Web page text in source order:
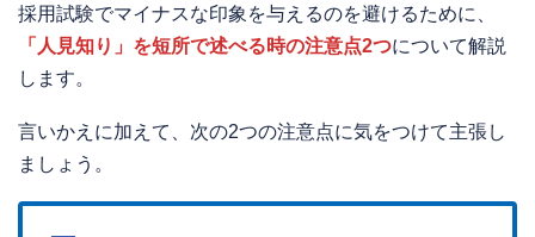
採用試験でマイナスな印象を与えるのを避けるために、
「人見知り」を短所で述べる時の注意点2つについて解説
します。
言いかえに加えて、次の2つの注意点に気をつけて主張し
ましょう。